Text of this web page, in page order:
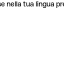
nella tua lingua